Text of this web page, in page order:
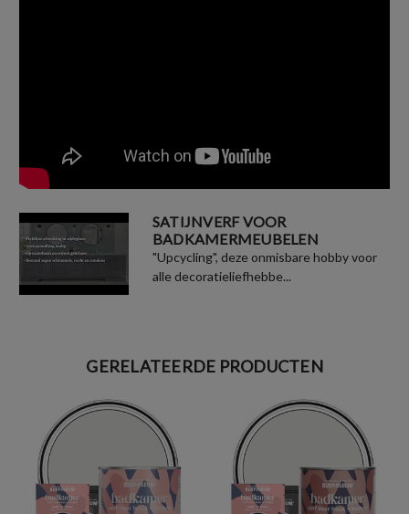
SATIJNVERF VOOR
BADKAMERMEUBELEN
"Upcycling", deze onmisbare hobby voor
alle decoratieliefhebbe...
GERELATEERDE PRODUCTEN